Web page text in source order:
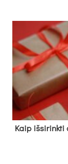
Kaip išsirinkti